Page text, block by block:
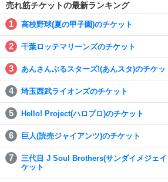
売れ筋チケットの最新ランキング
高校野球(夏の甲子園)のチケット
千葉ロッテマリーンズのチケット
あんさんぶるスターズ!(あんスタ)のチケッ
埼玉西武ライオンズのチケット
Hello! Project(ハロプロ)のチケット
巨人(読売ジャイアンツ)のチケット
三代目 J Soul Brothers(サンダイメジェ
ケット